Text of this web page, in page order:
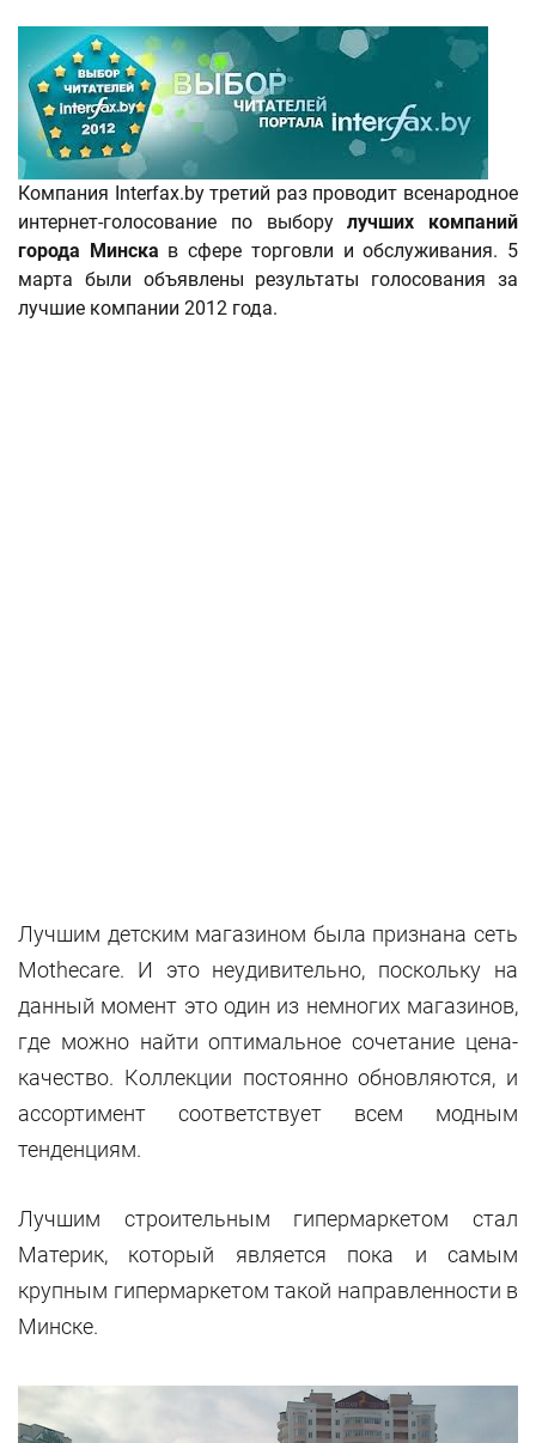
Компания Interfax.by третий раз проводит всенародное
интернет-голосование по выборулучших компаний
города Минска в сфере торговли и обслуживания. 5
марта были объявлены результаты голосования за
лучшие компании 2012 года.
Лучшим детским магазином была признана сеть
Mothecare. И это неудивительно, поскольку на
данный момент это один из немногих магазинов,
где можно найти оптимальное сочетание цена-
качество. Коллекции постоянно обновляются, и
ассортимент соответствует всем модным
тенденциям.
Лучшим строительным гипермаркетом стал
Материк, который является пока и самым
крупным гипермаркетом такой направленности в
Минске.